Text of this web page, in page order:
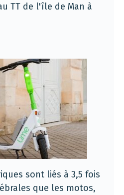
TT de l'île de Man à
sont liés à 3,5 fois
que les motos,